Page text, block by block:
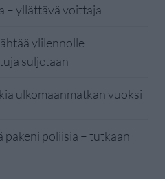
– yllättävä voittaja
ylilennolle
suljetaan
ulkomaanmatkan vuoksi
poliisia – tutkaan